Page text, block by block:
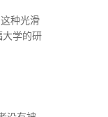
种光滑
大学的研